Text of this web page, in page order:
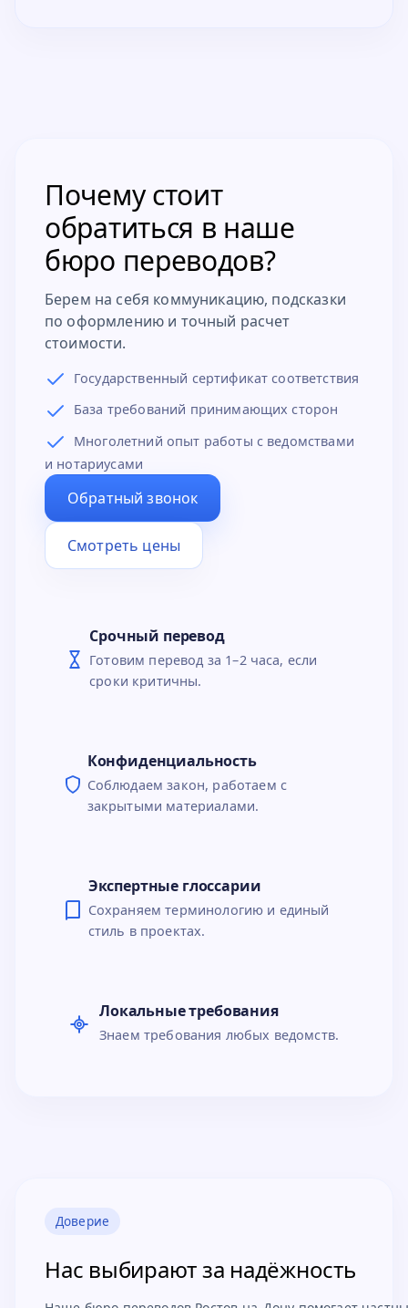
Почему стоит
обратиться в наше
бюро переводов?
Берем на себя коммуникацию, подсказки
по оформлению и точный расчет
стоимости.
Государственный сертификат соответствия
База требований принимающих сторон
Многолетний опыт работы с ведомствами
и нотариусами
Обратный звонок
Смотреть цены
Срочный перевод
Готовим перевод за 1–2 часа, если
сроки критичны.
Конфиденциальность
Соблюдаем закон, работаем с
закрытыми материалами.
Экспертные глоссарии
Сохраняем терминологию и единый
стиль в проектах.
Локальные требования
Знаем требования любых ведомств.
Доверие
Нас выбирают за надёжность